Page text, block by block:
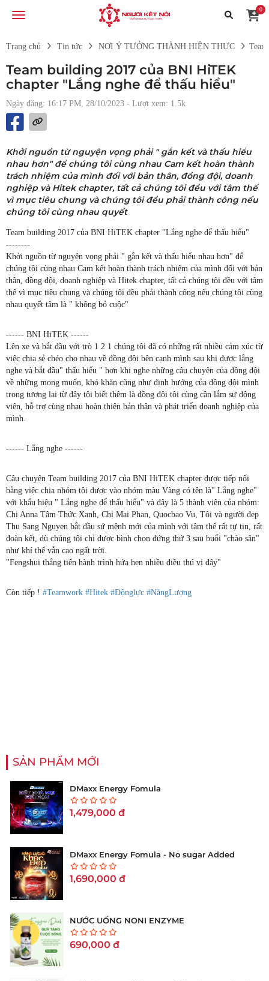
0
Trang chủ Tin tức NƠI Ý TƯỞNG THÀNH HIỆN THỰC
Team building 2017 của BNI HiTEK
chapter "Lắng nghe để thấu hiểu"
Ngày đăng: 16:17 PM, 28/10/2023 - Lượt xem: 1.5k
Khởi nguồn từ nguyện vọng phải " gắn kết và thấu hiểu
nhau hơn" để chúng tôi cùng nhau Cam kết hoàn thành
trách nhiệm của mình đối với bản thân, đồng đội, doanh
nghiệp và Hitek chapter, tất cả chúng tôi đều với tâm thế
vì mục tiêu chung và chúng tôi đều phải thành công nếu
chúng tôi cùng nhau quyết
Team building 2017 của BNI HiTEK chapter "Lắng nghe để thấu hiểu"
--------
Khởi nguồn từ nguyện vọng phải " gắn kết và thấu hiểu nhau hơn" để
chúng tôi cùng nhau Cam kết hoàn thành trách nhiệm của mình đối với bản
thân, đồng đội, doanh nghiệp và Hitek chapter, tất cả chúng tôi đều với tâm
thế vì mục tiêu chung và chúng tôi đều phải thành công nếu chúng tôi cùng
nhau quyết tâm là " không bỏ cuộc"
------ BNI HiTEK ------
Lên xe và bắt đầu với trò 1 2 1 chúng tôi đã có những rất nhiều cảm xúc từ
việc chia sẻ chéo cho nhau về đồng đội bên cạnh mình sau khi được lắng
nghe và bắt đầu" thấu hiểu " hơn khi nghe những câu chuyện của đồng đội
về những mong muốn, khó khăn cũng như định hướng của đồng đội mình
trong tương lai từ đây tôi biết thêm là đồng đội tôi cùng cần lắm sự động
viên, hỗ trợ cùng nhau hoàn thiện bản thân và phát triển doanh nghiệp của
mình.
------ Lắng nghe ------
Câu chuyện Team building 2017 của BNI HiTEK chapter được tiếp nối
bằng việc chia nhóm tôi được vào nhóm màu Vàng có tên là" Lắng nghe"
với khẩu hiệu " Lắng nghe để thấu hiểu" và đây là 5 thành viên của nhóm:
Chị Anna Tâm Thức Xanh, Chị Mai Phan, Quocbao Vu, Tôi và người đẹp
Thu Sang Nguyen bắt đầu sứ mệnh mới của mình với tâm thế rất tự tin, rất
đoàn kết, dù chúng tôi chỉ được bình chọn đứng thứ 3 sau buổi "chào sân"
như khí thế vẫn cao ngất trời.
"Fengshui thắng tiến hành trình hứa hẹn nhiều điều thú vị đây"
Còn tiếp ! #Teamwork #Hitek #Độnglực #NăngLượng
SẢN PHẨM MỚI
DMaxx Energy Fomula
1,479,000 đ
DMaxx Energy Fomula - No sugar Added
1,690,000 đ
NƯỚC UỐNG NONI ENZYME
690,000 đ